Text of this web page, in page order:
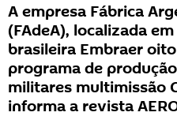
A empresa Fábrica
(FAdeA), localizada
brasileira Embraer
programa de
militares multimissão
informa a revista